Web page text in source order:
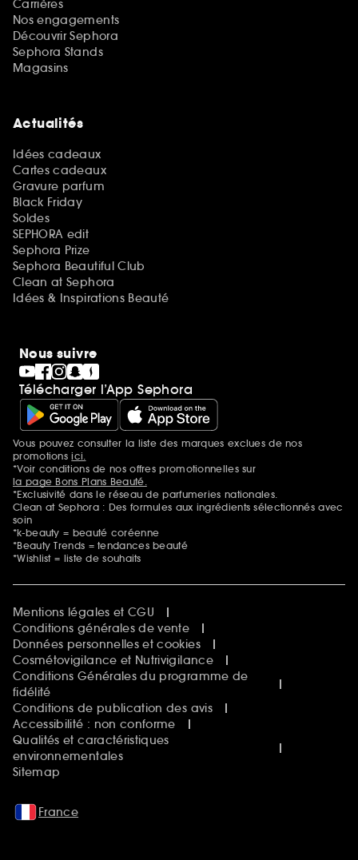
Carrières
Nos engagements
Découvrir Sephora
Sephora Stands
Magasins
Actualités
Idées cadeaux
Cartes cadeaux
Gravure parfum
Black Friday
Soldes
SEPHORA edit
Sephora Prize
Sephora Beautiful Club
Clean at Sephora
Idées & Inspirations Beauté
Nous suivre
Télécharger l’App Sephora
Mentions additionnelles
Vous pouvez consulter la liste des marques exclues de nos
promotionsici.
*Voir conditions de nos offres promotionnelles sur
la page Bons Plans Beauté.
*Exclusivité dans le réseau de parfumeries nationales.
Clean at Sephora : Des formules aux ingrédients sélectionnés avec
soin
*k-beauty = beauté coréenne
*Beauty Trends = tendances beauté
*Wishlist = liste de souhaits
Mentions légales et CGU
Conditions générales de vente
Données personnelles et cookies
Cosmétovigilance et Nutrivigilance
Conditions Générales du programme de
fidélité
Conditions de publication des avis
Accessibilité : non conforme
Qualités et caractéristiques
environnementales
Sitemap
France